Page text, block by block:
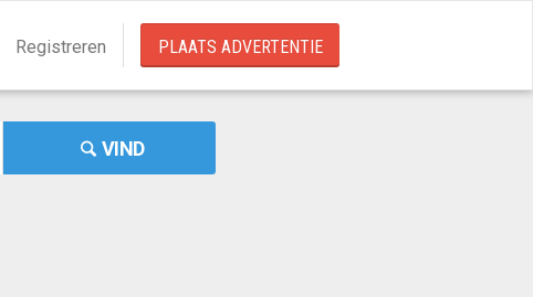
Registreren PLAATS ADVERTENTIE
VIND